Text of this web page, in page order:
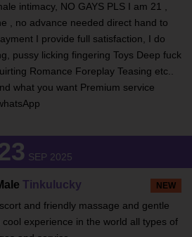
intimacy, NO GAYS PLS I am 21 ,
, no advance needed direct hand to
I provide full satisfaction, I do
pussy licking fingering Toys Deep fuck
Romance Foreplay Teasing etc..
what you want Premium service
SEP 2025
NEW
Tinkulucky
and friendly massage and gentle
cool experience in the world all types of